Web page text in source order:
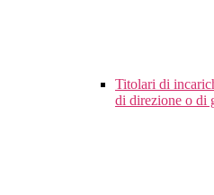
Titolari di
di direzione o di